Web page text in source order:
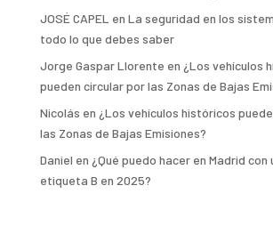
JOSÉ CAPEL en La seguridad en los
todo lo que debes saber
Jorge Gaspar Llorente en ¿Los vehículos
pueden circular por las Zonas de Bajas
Nicolás en ¿Los vehículos históricos
las Zonas de Bajas Emisiones?
Daniel en ¿Qué puedo hacer en Madrid con
etiqueta B en 2025?